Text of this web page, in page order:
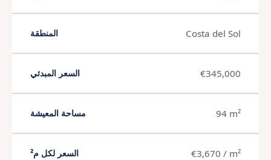
المنطقة Costa del Sol
السعر المبدئي €345,000
مساحة المعيشة 94 m²
السعر لكل م² €3,670 / m²